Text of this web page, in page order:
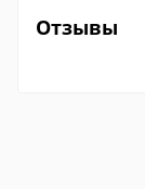
Отзывы